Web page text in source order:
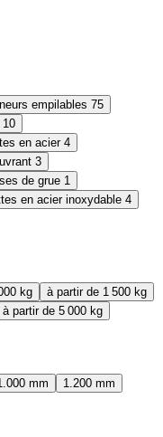
empilables 75
10
en acier 4
3
de grue 1
en acier inoxydable 4
kg
à partir de 1 500 kg
à partir de 5 000 kg
mm
1.200 mm